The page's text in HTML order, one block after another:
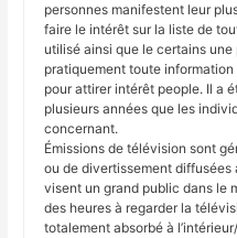
personnes manifestent leur
faire le intérêt sur la liste de
utilisé ainsi que le certains
pratiquement toute information
pour attirer intérêt people. Il a
plusieurs années que les
concernant.
Émissions de télévision sont
ou de divertissement
visent un grand public dans le
des heures à regarder la
totalement absorbé à